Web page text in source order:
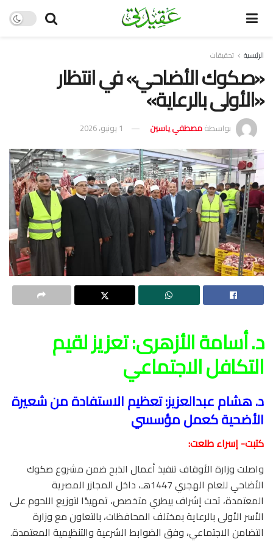
الرئيسية تحقيقات
«صكوك الأضاحي» في انتظار
«الأولى بالرعاية»
بواسطةمصطفي ياسين 1 يونيو، 2026
د. أسامة الأزهرى: تعزيز لقيم
التكافل الاجتماعي
د. هشام عبدالعزيز: تعظيم الاستفادة من شعيرة
الأضحية كعمل مؤسسي
كتبت- إسراء طلعت:
واصلت وزارة الأوقاف تنفيذ أعمال الذبح ضمن مشروع صكوك
الأضاحي للعام الهجري 1447هـ، داخل المجازر المصرية
المعتمدة، تحت إشراف بيطري متخصص، تمهيدًا لتوزيع اللحوم على
الأسر الأولى بالرعاية بمختلف المحافظات، بالتعاون مع وزارة
التضامن الاجتماعي، وفق الضوابط الشرعية والتنظيمية المعتمدة.